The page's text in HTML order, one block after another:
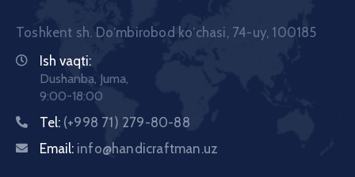
Toshkent sh. Doʼmbirobod koʼchasi, 74-uy, 100185
Ish vaqti:
Dushanba, Juma,
9:00-18:00
Tel: (+998 71) 279-80-88
Email: info@handicraftman.uz